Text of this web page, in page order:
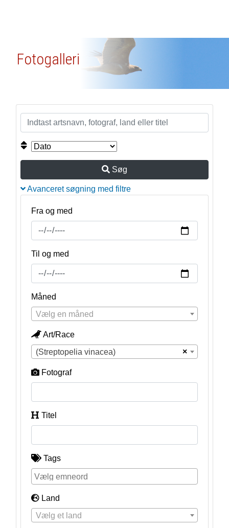
Fotogalleri
Søg
Avanceret søgning med filtre
Fra og med
Til og med
Måned
Vælg en måned
Art/Race
×
(Streptopelia vinacea)
Fotograf
Titel
Tags
Land
Vælg et land